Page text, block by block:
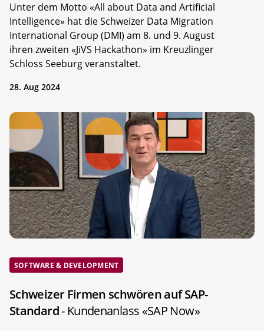
Unter dem Motto «All about Data and Artificial
Intelligence» hat die Schweizer Data Migration
International Group (DMI) am 8. und 9. August
ihren zweiten «JiVS Hackathon» im Kreuzlinger
Schloss Seeburg veranstaltet.
28. Aug 2024
SOFTWARE & DEVELOPMENT
Schweizer Firmen schwören auf SAP-
Standard- Kundenanlass «SAP Now»